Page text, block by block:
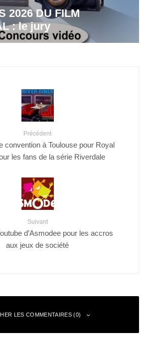
2026 DU FILM
: le jury
Précédent
convention à Toulouse pour Royal
les fans de la série Riverdale
Suivant
d’Asmodee pour les accros
aux jeux de société
LES COMMENTAIRES (0)